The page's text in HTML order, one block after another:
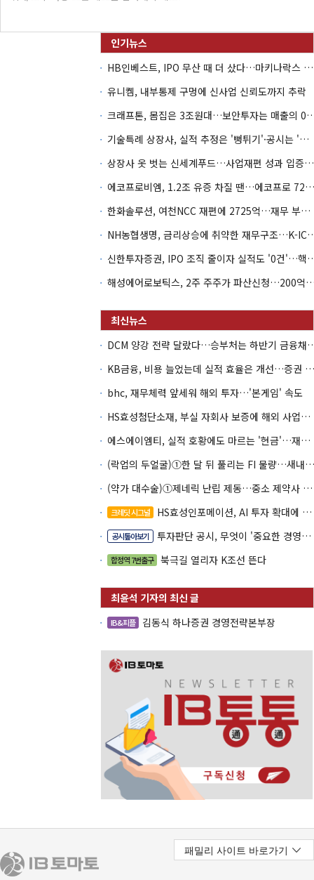
HB인베스트, IPO 무산 때 더 샀다…마키나락스 투자 2.7배 회수
유니켐, 내부통제 구멍에 신사업 신뢰도까지 추락
크래프톤, 몸집은 3조원대…
기술특례 상장사, 실적 추정은 '뻥튀기'·공시는 '누락'
상장사 옷 벗는 신세계푸드…사업재편 성과 입증할까
에코프로비엠, 1.2조 유증 차질 땐…에코프로 7270억 '독박'
한화솔루션, 여천NCC 재편에 2725억…재무 부담 커지나
NH농협생명, 금리상승에 취
신한투자증권, IPO 조직 줄
해성에어로보틱스, 2주 주주가 파산
DCM 양강 전략 달랐다
KB금융, 비용 늘었는데 실적 효율은 개선…증권 호황 효과
bhc, 재무체력 앞세워 해외 투자…'본게임' 속도
HS효성첨단소재, 부실 자회사 보증에 해외 사업까지…부담 '가중'
에스에이엠티, 실적 호황에도 마르는 '현금'…재고·달러빚 부담 확대
(락업의 두얼굴)①한 달 뒤 풀리는 FI 물량…새내기주 오버행 경계
(약가 대수술)①제네릭 난립 제동…중소 제약사 수익성 비상
크레딧 시그널 HS효성인포메이션, AI 투자 확대에 실적 체력 강화
공시톺아보기 투자판단 공시, 무엇이 '중요한 경영사항'일까
합정역 7번출구 북극길 열리자 K조선 뜬다
IB&피플 김동식 하나증권 경영전략본부장